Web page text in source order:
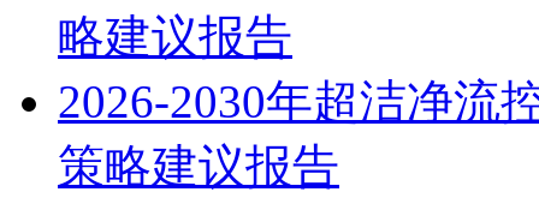
略建议报告
2026-2030年超洁净流
策略建议报告